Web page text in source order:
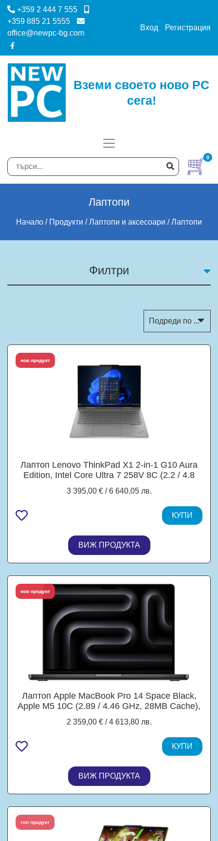
+359 2 444 7 555
+359 885 21 5555
office@newpc-bg.com
Вход Регистрация
Вземи своето ново PC
сега!
0
Лаптопи
Начало Продукти Лаптопи и аксесоари Лаптопи
Филтри
топ продукт
нов продукт
Лаптоп Lenovo ThinkPad X1 2-in-1 G10 Aura
Edition, Intel Core Ultra 7 258V 8C (2.2 / 4.8
OLED Display, Touchscreen, Intel Graphics 4
Core, 32GB LPDDR5X, 1TB M.2 NVMe SSD,
3 395,00 € / 6 640,05 лв.
КУПИ
ВИЖ ПРОДУКТА
топ продукт
нов продукт
Лаптоп Apple MacBook Pro 14 Space Black,
Apple M5 10C (2.89 / 4.46 GHz, 28MB Cache),
Apple M5, 24GB LPDDR5X, 1TB SSD, Mac OS
2 359,00 € / 4 613,80 лв.
КУПИ
ВИЖ ПРОДУКТА
топ продукт